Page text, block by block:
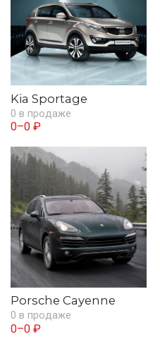
Kia Sportage
0 в продаже
0–0 ₽
Porsche Cayenne
0 в продаже
0–0 ₽